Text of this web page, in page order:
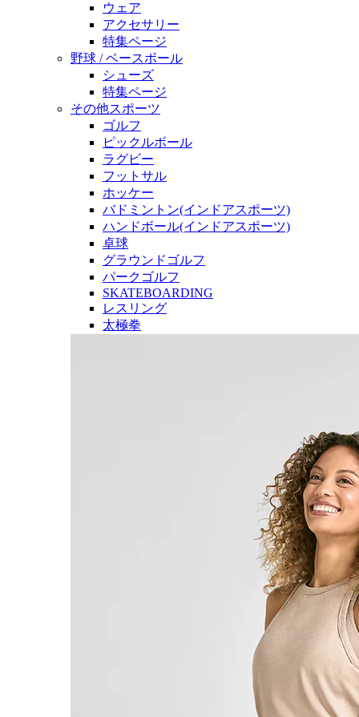
ウェア
アクセサリー
特集ページ
野球 / ベースボール
シューズ
特集ページ
その他スポーツ
ゴルフ
ピックルボール
ラグビー
フットサル
ホッケー
バドミントン(インドアスポーツ)
ハンドボール(インドアスポーツ)
卓球
グラウンドゴルフ
パークゴルフ
SKATEBOARDING
レスリング
太極拳